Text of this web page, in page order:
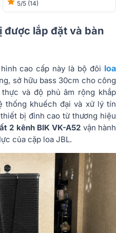
5/5 (14)
được lắp đặt và bàn
cao cấp này là bộ đôi loa
sở hữu bass 30cm cho công
và độ phủ âm rộng khắp
thống khuếch đại và xử lý tín
bị đỉnh cao từ thương hiệu
2 kênh BIK VK-A52 vận hành
của cặp loa JBL.